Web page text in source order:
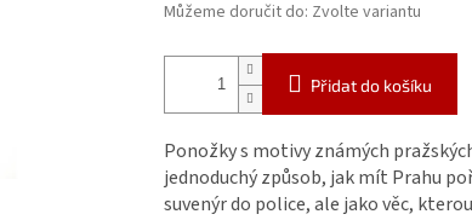
Můžeme doručit do: Zvolte variantu
Přidat do košíku
Ponožky s motivy známých
jednoduchý způsob, jak mít Prahu
suvenýr do police, ale jako věc,